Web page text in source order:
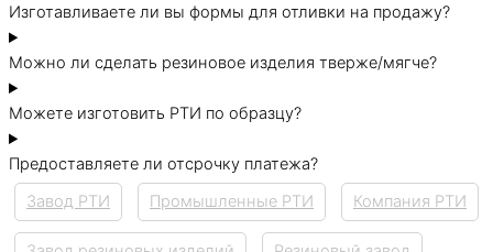
Изготавливаете ли вы формы для отливки на продажу?
Можно ли сделать резиновое изделия тверже/мягче?
Можете изготовить РТИ по образцу?
Предоставляете ли отсрочку платежа?
Завод РТИ
Промышленные РТИ Компания РТИ